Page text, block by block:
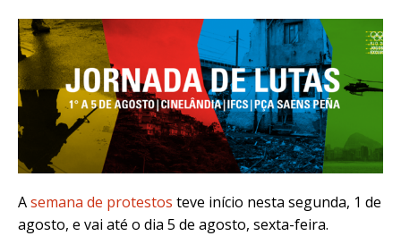
Asemana de protestos teve início nesta segunda, 1 de
agosto, e vai até o dia 5 de agosto, sexta-feira.